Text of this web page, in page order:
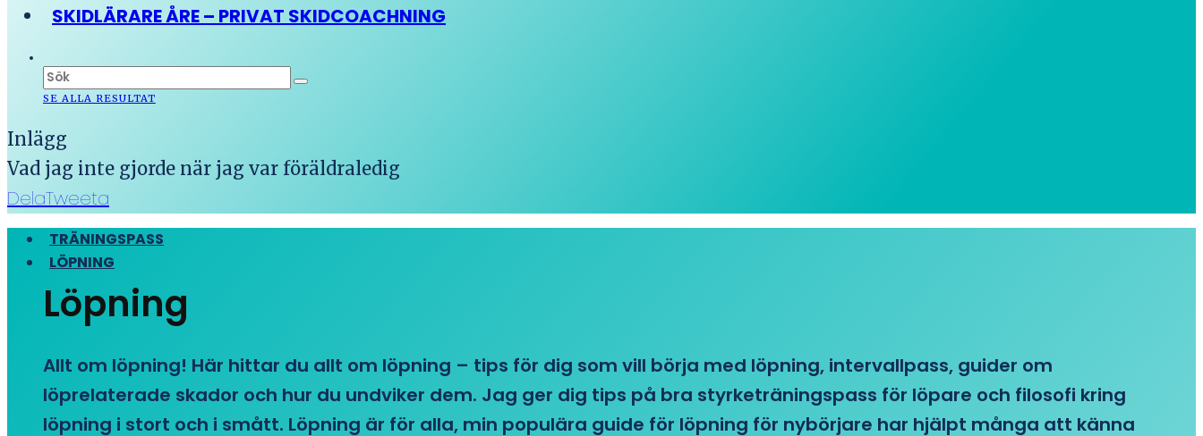
SKIDLÄRARE ÅRE – PRIVAT SKIDCOACHNING
SE ALLA RESULTAT
Inlägg
Vad jag inte gjorde när jag var föräldraledig
DelaTweeta
TRÄNINGSPASS
LÖPNING
Löpning
Allt om löpning! Här hittar du allt om löpning – tips för dig som vill börja med löpning, intervallpass, guider om
löprelaterade skador och hur du undviker dem. Jag ger dig tips på bra styrketräningspass för löpare och filosofi kring
löpning i stort och i smått. Löpning är för alla, min populära guide för löpning för nybörjare har hjälpt många att känna